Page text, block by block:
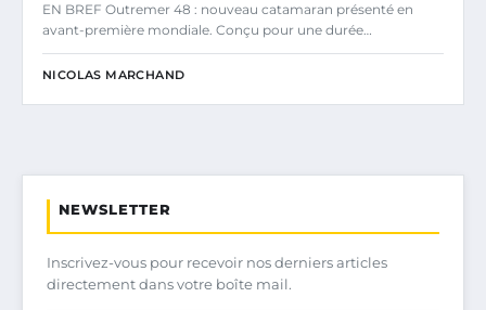
EN BREF Outremer 48 : nouveau catamaran présenté en
avant-première mondiale. Conçu pour une durée…
NICOLAS MARCHAND
NEWSLETTER
Inscrivez-vous pour recevoir nos derniers articles
directement dans votre boîte mail.